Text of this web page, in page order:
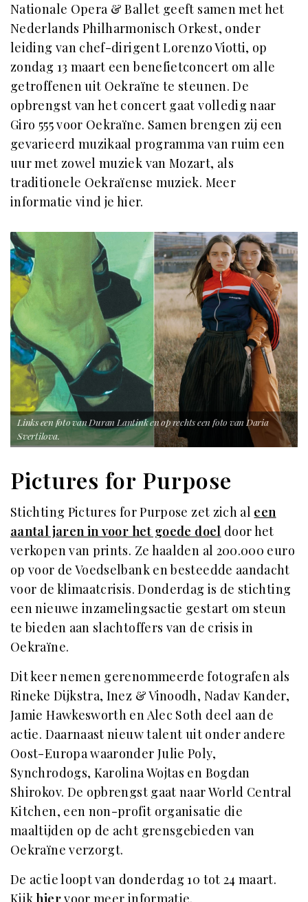
Nationale Opera & Ballet geeft samen met het
Nederlands Philharmonisch Orkest, onder
leiding van chef-dirigent Lorenzo Viotti, op
zondag 13 maart een benefietconcert om alle
getroffenen uit Oekraïne te steunen. De
opbrengst van het concert gaat volledig naar
Giro 555 voor Oekraïne. Samen brengen zij een
gevarieerd muzikaal programma van ruim een
uur met zowel muziek van Mozart, als
traditionele Oekraïense muziek. Meer
informatie vind je hier.
Links een foto van Duran Lantink en op rechts een foto van Daria
Svertilova.
Pictures for Purpose
Stichting Pictures for Purpose zet zich al een
aantal jaren in voor het goede doel door het
verkopen van prints. Ze haalden al 200.000 euro
op voor de Voedselbank en besteedde aandacht
voor de klimaatcrisis. Donderdag is de stichting
een nieuwe inzamelingsactie gestart om steun
te bieden aan slachtoffers van de crisis in
Oekraïne.
Dit keer nemen gerenommeerde fotografen als
Rineke Dijkstra, Inez & Vinoodh, Nadav Kander,
Jamie Hawkesworth en Alec Soth deel aan de
actie. Daarnaast nieuw talent uit onder andere
Oost-Europa waaronder Julie Poly,
Synchrodogs, Karolina Wojtas en Bogdan
Shirokov. De opbrengst gaat naar World Central
Kitchen, een non-profit organisatie die
maaltijden op de acht grensgebieden van
Oekraïne verzorgt.
De actie loopt van donderdag 10 tot 24 maart.
Kijk hiervoor meer informatie.